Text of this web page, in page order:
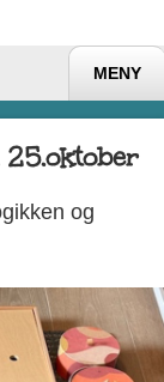
MENY
og